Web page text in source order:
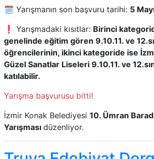
🗓️ Yarışmanın son başvuru tarihi: 5
❗ Yarışmadaki kısıtlar: Birinci
genelinde eğitim gören 9.10.11. ve
öğrencilerinin, ikinci kategoride ise
Güzel Sanatlar Liseleri 9.10.11. ve
katılabilir.
Yarışma başvurusu bitti!
İzmir Konak Belediyesi 10. Ümran
Yarışması düzenliyor.